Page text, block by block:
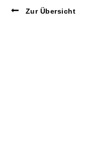
Zur Übersicht